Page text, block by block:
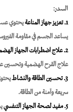
السدر:
1. تعزيز جهاز المناعة
يحتوي
يساعد الجسم في مقاومة
2. علاج اضطرابات الجهاز الهضمي
علاج القرح الهضمية وتحسين
3. تحسين الطاقة والنشاط
سريعة وآمنة من الطاقة.
5. مفيد لصحة الجهاز التنفسي